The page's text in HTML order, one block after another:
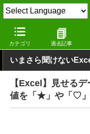
カテゴリ 過去記事
窓の杜 オフィス・ドキュ
いまさら聞けない
【Excel】見せる
値を「★」や「♡」